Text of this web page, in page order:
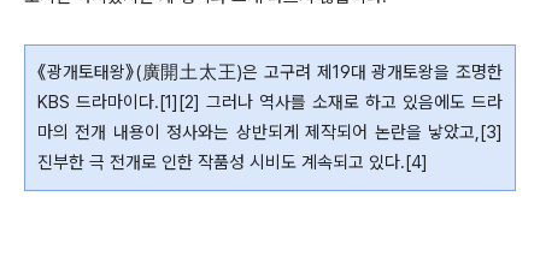
《광개토태왕》(廣開土太王)은 고구려 제19대 광개토왕을 조명한
KBS 드라마이다.[1][2] 그러나 역사를 소재로 하고 있음에도 드라
마의 전개 내용이 정사와는 상반되게 제작되어 논란을 낳았고,[3]
진부한 극 전개로 인한 작품성 시비도 계속되고 있다.[4]